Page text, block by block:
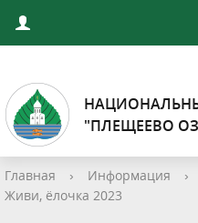
"ПЛЕЩЕЕВО
Главная › Информация ›
Живи, ёлочка 2023